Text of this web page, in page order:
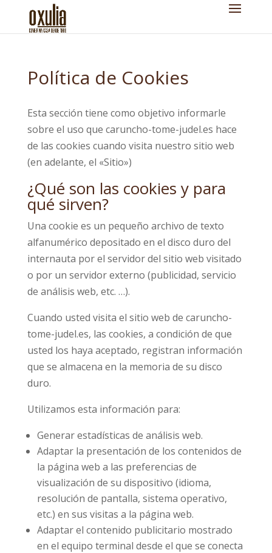
Política de Cookies
Esta sección tiene como objetivo informarle
sobre el uso que caruncho-tome-judel.es hace
de las cookies cuando visita nuestro sitio web
(en adelante, el «Sitio»)
¿Qué son las cookies y para
qué sirven?
Una cookie es un pequeño archivo de texto
alfanumérico depositado en el disco duro del
internauta por el servidor del sitio web visitado
o por un servidor externo (publicidad, servicio
de análisis web, etc. …).
Cuando usted visita el sitio web de caruncho-
tome-judel.es, las cookies, a condición de que
usted los haya aceptado, registran información
que se almacena en la memoria de su disco
duro.
Utilizamos esta información para:
Generar estadísticas de análisis web.
Adaptar la presentación de los contenidos de
la página web a las preferencias de
visualización de su dispositivo (idioma,
resolución de pantalla, sistema operativo,
etc.) en sus visitas a la página web.
Adaptar el contenido publicitario mostrado
en el equipo terminal desde el que se conecta